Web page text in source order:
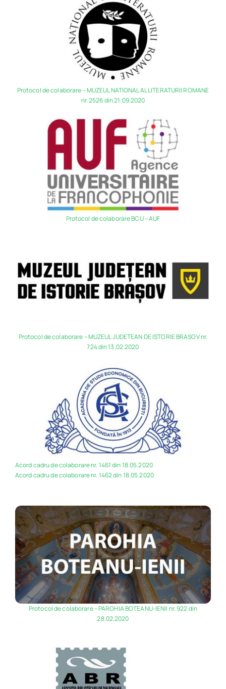
Biblioteca digitală
Protocol de colaborare – MUZEUL NATIONAL AL LITERATURII ROMANE
nr. 2526 din 21.09.2020
Protocol de colaborare BCU – AUF
Protocol de colaborare – MUZEUL JUDETEAN DE ISTORIE BRASOV nr.
724 din 13.02.2020
Acord cadru de colaborare nr. 1461 din 18.05.2020
Acord cadru de colaborare nr. 1462 din 18.05.2020
Protocol de colaborare – PAROHIA BOTEANU-IENII nr. 922 din
28.02.2020